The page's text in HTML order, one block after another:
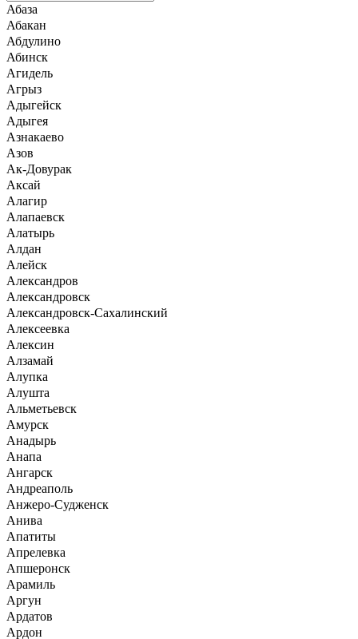
Абаза
Абакан
Абдулино
Абинск
Агидель
Агрыз
Адыгейск
Адыгея
Азнакаево
Азов
Ак-Довурак
Аксай
Алагир
Алапаевск
Алатырь
Алдан
Алейск
Александров
Александровск
Александровск-Сахалинский
Алексеевка
Алексин
Алзамай
Алупка
Алушта
Альметьевск
Амурск
Анадырь
Анапа
Ангарск
Андреаполь
Анжеро-Судженск
Анива
Апатиты
Апрелевка
Апшеронск
Арамиль
Аргун
Ардатов
Ардон